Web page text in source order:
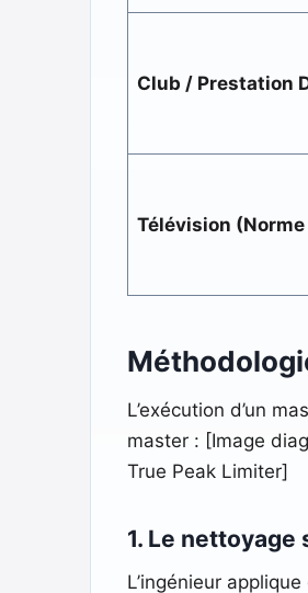
Club / Prestation
Télévision (Norme
L’exécution d’un
master : [Image
True Peak Limiter]
1. Le
L’ingénieur